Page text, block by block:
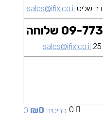
sales@ifix.co.il
09-7739940 שלוחה
sales@ifix.co.il
0 0 פריטים ₪0